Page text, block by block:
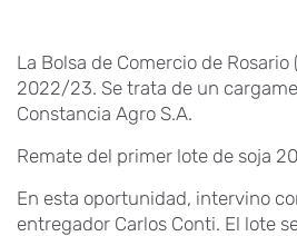
La Bolsa de Comercio de
2022/23. Se trata de un
Constancia Agro S.A.
Remate del primer lote de soja
En esta oportunidad, intervino
entregador Carlos Conti. El lote